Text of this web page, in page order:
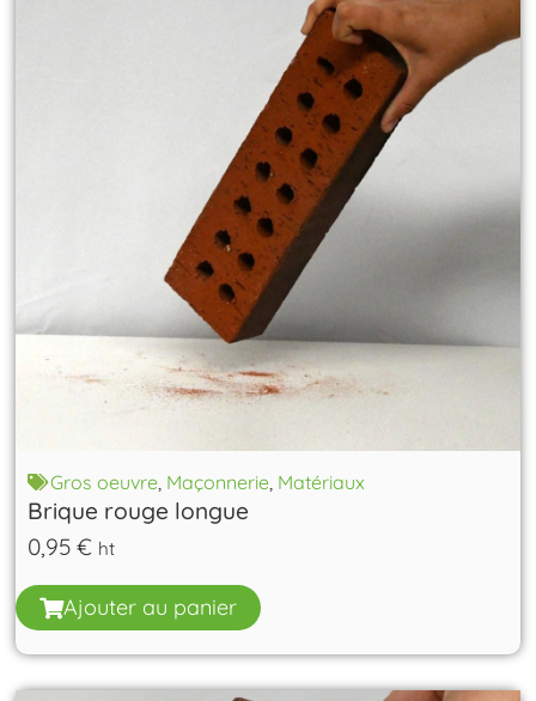
Gros oeuvre, Maçonnerie, Matériaux
Brique rouge longue
0,95€ ht
Ajouter au panier